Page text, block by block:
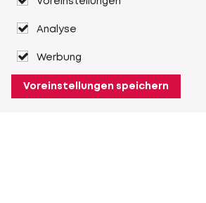
Analyse
Werbung
Voreinstellungen speichern